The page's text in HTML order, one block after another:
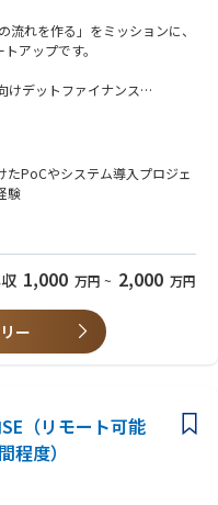
れを作る」をミッションに、
アップです。
けデットファイナンス
従来の金融では支援しきれな
リ
みを提供しています。
推進業務（商談・提案・関係
けた提案・交渉
モデルの標準化（事業化）
・意思決定推進
PoCやシステム導入プロジェ
験
勤務経験
のドメイン知見
経験（セキュリティ・運用・稟
経験
スフェーズに関与した経験
業やプロダクトを通じて価値提
題を捉えて解決に向き合える
1,000 万円 ~ 2,000 万円
ー
（リモート可能
程度）